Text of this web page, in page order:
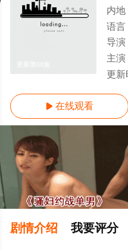
内地
语言
导演
主演
更新
 在线观看
剧情介绍 我要评分